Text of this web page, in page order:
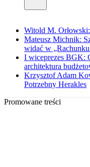
Witold M.
Mateusz Michnik:
widać w
I wiceprezes BGK:
architektura
Krzysztof Adam
Potrzebny Herakles
Promowane treści